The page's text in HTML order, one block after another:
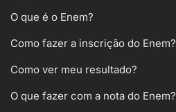
O que é o Enem?
Como fazer a inscrição do Enem?
Como ver meu resultado?
O que fazer com a nota do Enem?